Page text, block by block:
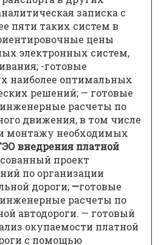
записка с
пяти таких систем в
цены
электронных систем,
-готовые
наиболее оптимальных
решений; — готовые
расчеты по
движения, в том числе
монтажу необходимых
внедрения платной
проект
по организации
дороги; —готовые
расчеты по
автодороги. — готовый
окупаемости платной
с помощью